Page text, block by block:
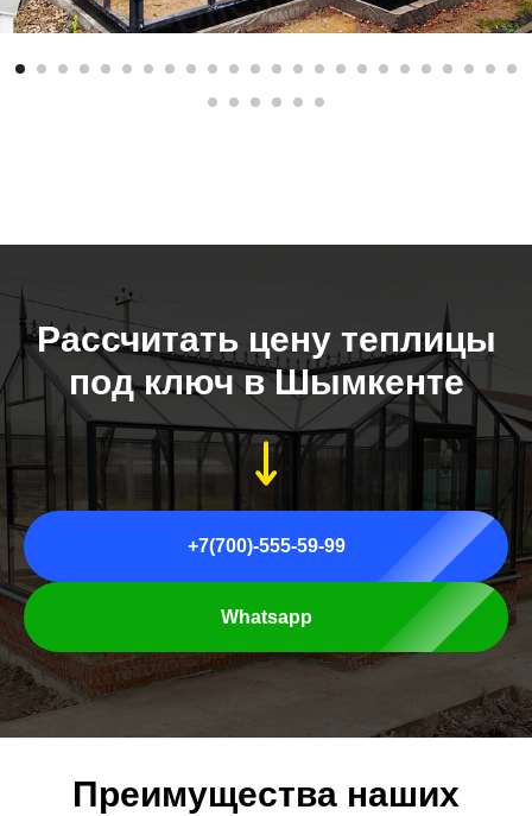
Рассчитать цену теплицы
под ключ в Шымкенте
+7(700)-555-59-99
Whatsapp
Преимущества наших